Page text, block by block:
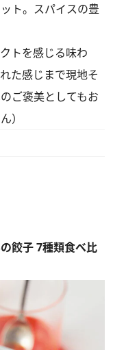
ト。スパイスの豊
トを感じる味わ
た感じまで現地そ
ご褒美としてもお
）
餃子 7種類食べ比